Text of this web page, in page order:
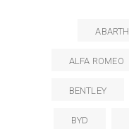
ABARTH
ALFA ROMEO
BENTLEY
BYD